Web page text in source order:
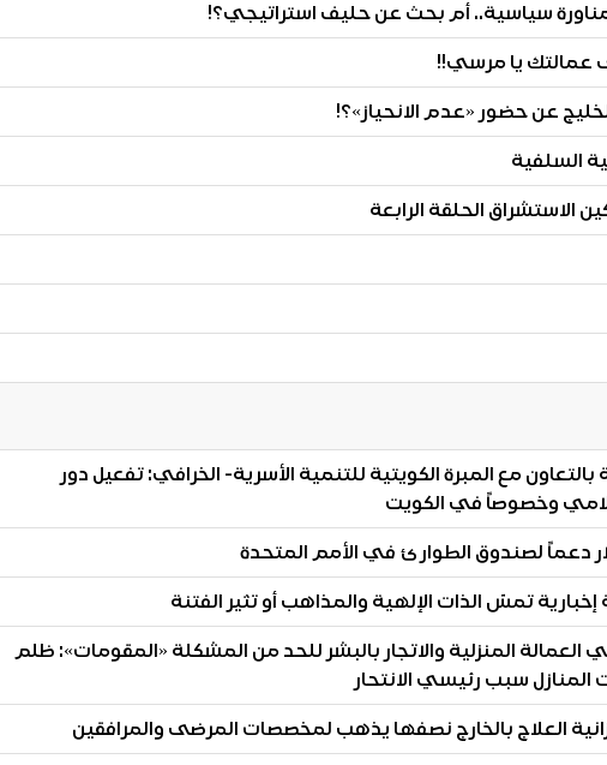
سياسية.. أم بحث عن حليف استراتيجي؟!
عمالتك يا مرسي!!
عن حضور «عدم الانحياز»؟!
الاستشراق الحلقة الرابعة
مع المبرة الكويتية للتنمية الأسرية- الخرافي: تفعيل دور
وخصوصاً في الكويت
تمسّ الذات الإلهية والمذاهب أو تثير الفتنة
العمالة المنزلية والاتجار بالبشر للحد من المشكلة «المقومات»: ظلم
سبب رئيسي الانتحار